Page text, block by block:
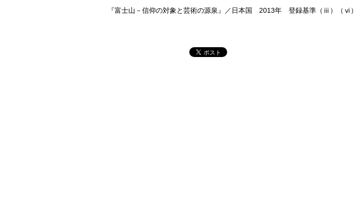
『富士山－信仰の対象と芸術の源泉』／日本国 2013年 登録基準（ⅲ）（ⅵ）